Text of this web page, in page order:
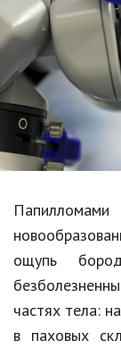
Политика
Образование
В мире
Культура
Авто, мото
Спорт
Статьи
ощупь
частях тела:
в паховых